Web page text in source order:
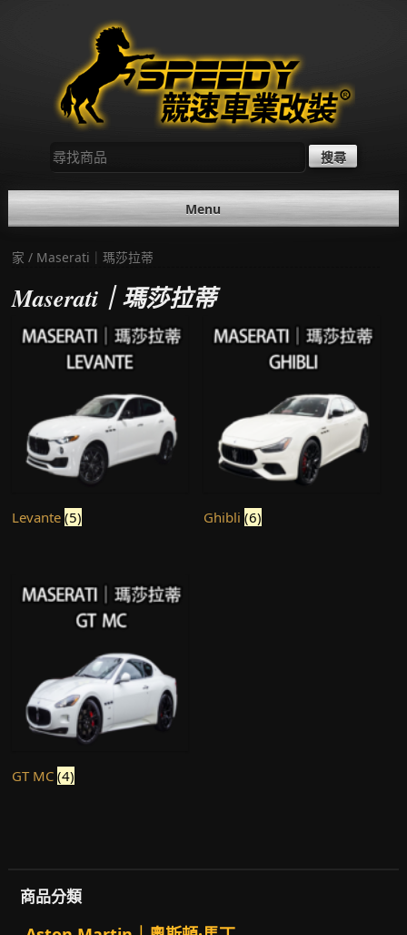
尋
找：
Menu
家 / Maserati｜瑪莎拉蒂
Maserati｜瑪莎拉蒂
Levante (5) Ghibli (6)
GT MC (4)
商品分類